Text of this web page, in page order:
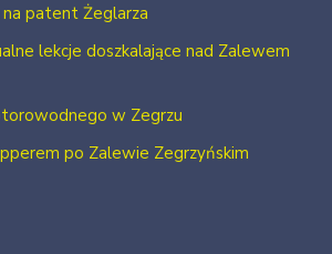
patent Żeglarza
lekcje doszkalające nad Zalewem
w Zegrzu
po Zalewie Zegrzyńskim